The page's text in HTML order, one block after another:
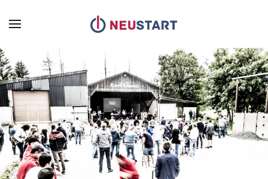
Zum Hauptinhalt springen